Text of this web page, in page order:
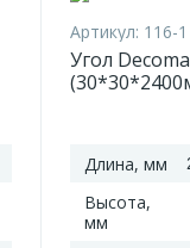
Артикул: 116-1
Угол
Длина, мм
Высота,
мм